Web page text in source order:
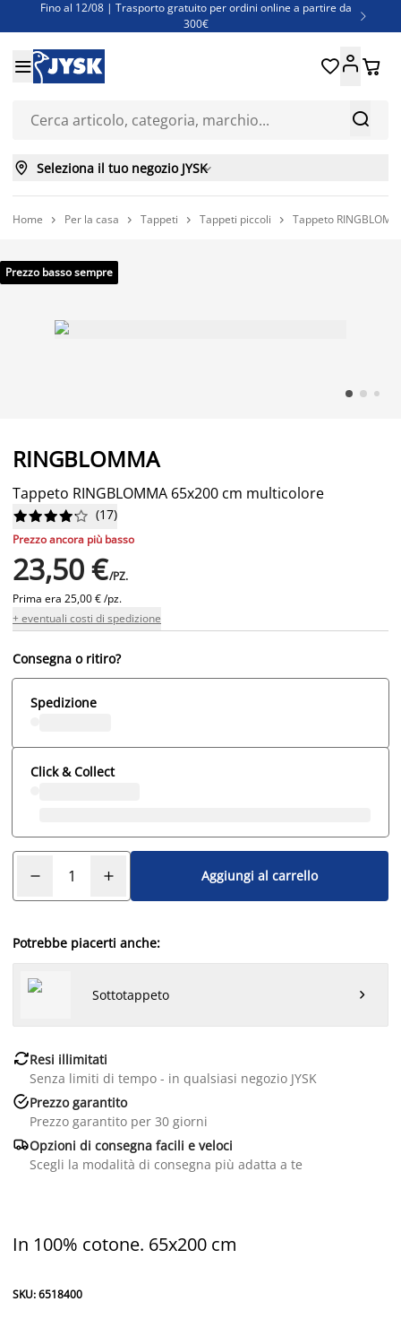
Fino al 12/08 | Trasporto gratuito per ordini online a partire da
300€

Super offerte d'estate | Oltre 1.500 articoli fino al 70%
Finanziamenti - Scegli il piano di rimborso più adatto a te


 
 Seleziona il tuo negozio JYSK
Home  Per la casa  Tappeti  Tappeti piccoli  Tappeto
Prezzo basso sempre
RINGBLOMMA
Tappeto RINGBLOMMA 65x200 cm multicolore





 (17)
Prezzo ancora più basso
23,50 €/PZ.
Prima era 25,00 € /pz.
+ eventuali costi di spedizione
Consegna o ritiro?
Spedizione
Click & Collect
Aggiungi al carrello
Potrebbe piacerti anche:
Sottotappeto 
Resi illimitati
Senza limiti di tempo - in qualsiasi negozio JYSK
Prezzo garantito
Prezzo garantito per 30 giorni
Opzioni di consegna facili e veloci
Scegli la modalità di consegna più adatta a te
In 100% cotone. 65x200 cm
SKU: 6518400